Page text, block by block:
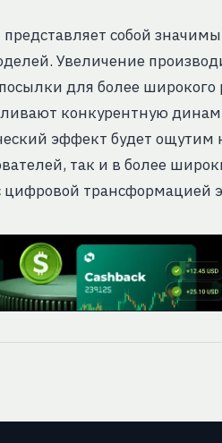
представляет собой
Увеличение
для более широкого
конкурентную
эффект будет ощутим
так и в более
цифровой трансформацией